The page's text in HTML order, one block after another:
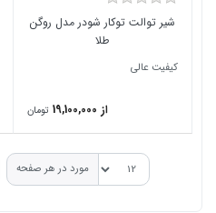
شیر توالت توکار شودر مدل روگن
طلا
کیفیت عالی
از 19,100,000 تومان
مورد در هر صفحه